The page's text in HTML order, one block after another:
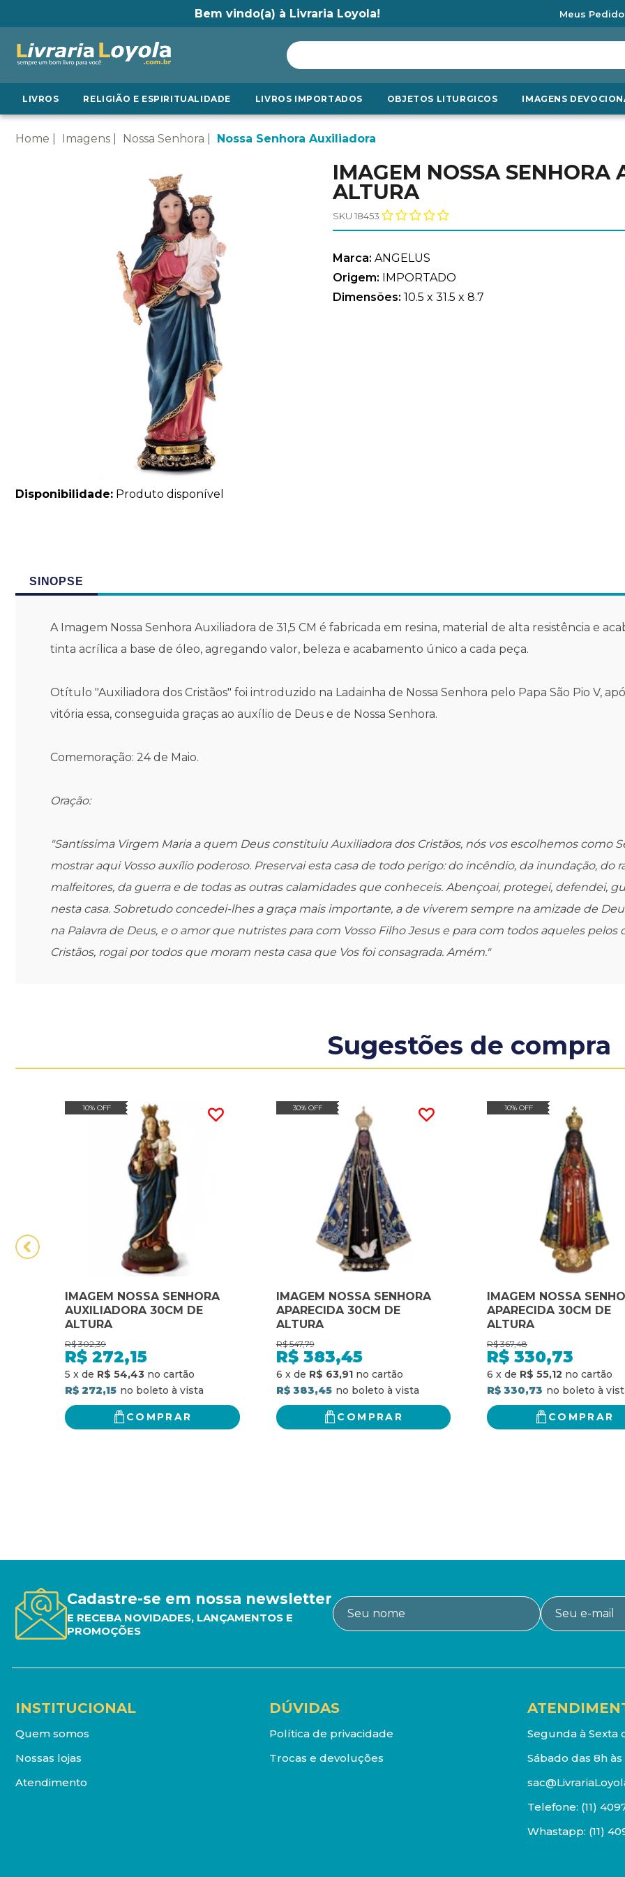
Bem vindo(a) à Livraria Loyola! Meus
LIVROS RELIGIÃO E ESPIRITUALIDADE LIVROS IMPORTADOS OBJETOS LITURGICOS IMAGENS
Home Imagens Nossa Senhora Nossa Senhora Auxiliadora
Disponibilidade: Produto disponível
IMAGEM NOSSA
ALTURA
SKU 18453
Marca: ANGELUS
Origem: IMPORTADO
Dimensões: 10.5 x 31.5 x 8.7
SINOPSE
A Imagem Nossa Senhora Auxiliadora de 31,5 CM é fabricada em resina, material de alta resistência e
tinta acrílica a base de óleo, agregando valor, beleza e acabamento único a cada peça.
Otítulo "Auxiliadora dos Cristãos" foi introduzido na Ladainha de Nossa Senhora pelo Papa São Pio V,
vitória essa, conseguida graças ao auxílio de Deus e de Nossa Senhora.
Comemoração: 24 de Maio.
Oração:
"Santíssima Virgem Maria a quem Deus constituiu Auxiliadora dos Cristãos, nós vos escolhemos como
mostrar aqui Vosso auxílio poderoso. Preservai esta casa de todo perigo: do incêndio, da inundação, do
malfeitores, da guerra e de todas as outras calamidades que conheceis. Abençoai, protegei, defendei,
nesta casa. Sobretudo concedei-lhes a graça mais importante, a de viverem sempre na amizade de
na Palavra de Deus, e o amor que nutristes para com Vosso Filho Jesus e para com todos aqueles pelos
Cristãos, rogai por todos que moram nesta casa que Vos foi consagrada. Amém."
Sugestões de compra
10% OFF
IMAGEM NOSSA SENHORA
AUXILIADORA 30CM DE
ALTURA
R$ 302,39
R$ 272,15
5 x de R$ 54,43
R$ 272,15
COMPRAR
30% OFF
IMAGEM NOSSA SENHORA
APARECIDA 30CM DE
ALTURA
R$ 547,79
R$ 383,45
6 x de R$ 63,91
R$ 383,45
COMPRAR
10% OFF
IMAGEM NOSSA
APARECIDA 30CM DE
ALTURA
R$ 367,48
R$ 330,73
6 x de R$ 55,12
R$ 330,73
COMPRAR
Cadastre-se em nossa newsletter
E RECEBA NOVIDADES, LANÇAMENTOS E
PROMOÇÕES
INSTITUCIONAL
Quem somos
Nossas lojas
Atendimento
DÚVIDAS
Política de privacidade
Trocas e devoluções
Segunda à Sexta
Sábado das 8h às
Telefone: (11)
Whastapp: (11)